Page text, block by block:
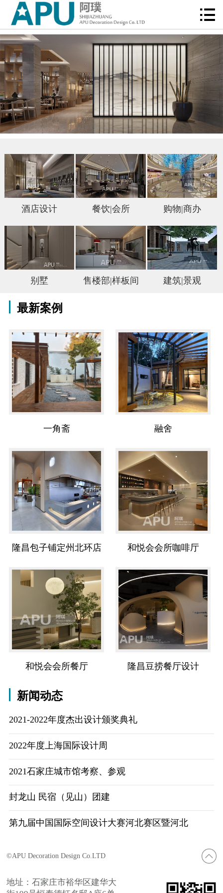
经典案例
项目服务
联系我们
在线留言

酒店设计 餐饮|会所 购物|商办
别墅 售楼部|样板间 建筑|景观
最新案例
一角斋 融舍
隆昌包子铺定州北环店 和悦会会所咖啡厅
和悦会会所餐厅 隆昌豆捞餐厅设计
新闻动态
2021-2022年度杰出设计颁奖典礼
2022年度上海国际设计周
2021石家庄城市馆考察、参观
封龙山 民宿（见山）团建
第九届中国国际空间设计大赛河北赛区暨河北
©APU Decoration Design Co.LTD
地址：石家庄市裕华区建华大